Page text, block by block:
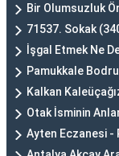
Bir Olumsuzluk
71537. Sokak
İşgal Etmek Ne
Pamukkale
Kalkan
Otak İsminin
Ayten Eczanesi -